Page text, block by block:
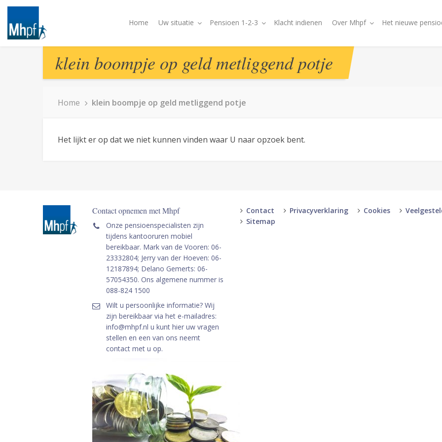
Home Uw situatie Pensioen 1-2-3 Klacht indienen Over Mhpf Het nieuwe
klein boompje op geld metliggend potje
Home klein boompje op geld metliggend potje
Het lijkt er op dat we niet kunnen vinden waar U naar opzoek bent.
Contact opnemen met Mhpf
Onze pensioenspecialisten zijn
tijdens kantooruren mobiel
bereikbaar. Mark van de Vooren: 06-
23332804; Jerry van der Hoeven: 06-
12187894; Delano Gemerts: 06-
57054350. Ons algemene nummer is
088-824 1500
Wilt u persoonlijke informatie? Wij
zijn bereikbaar via het e-mailadres:
info@mhpf.nl u kunt hier uw vragen
stellen en een van ons neemt
contact met u op.
Contact Privacyverklaring Cookies
Sitemap